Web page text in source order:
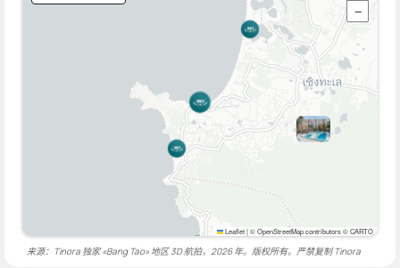
−
Leaflet|© OpenStreetMap contributors © CARTO
来源：Tinora 独家 «Bang Tao» 地区 3D 航拍，2026 年。版权所有。严禁复制Tinora